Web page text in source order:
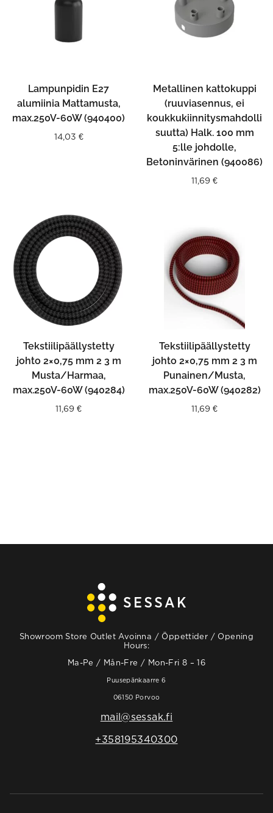
Lampunpidin E27
alumiinia Mattamusta,
max.250V-60W (940400)
14,03 €
Metallinen kattokuppi
(ruuviasennus, ei
koukkukiinnitysmahdolli
suutta) Halk. 100 mm
5:lle johdolle,
Betoninvärinen (940086)
11,69 €
Tekstiilipäällystetty
johto 2×0,75 mm 2 3 m
Musta/Harmaa,
max.250V-60W (940284)
11,69 €
Tekstiilipäällystetty
johto 2×0,75 mm 2 3 m
Punainen/Musta,
max.250V-60W (940282)
11,69 €
Showroom Store Outlet Avoinna / Öppettider / Opening
Hours:
Ma-Pe / Mån-Fre / Mon-Fri 8 – 16
Puusepänkaarre 6
06150 Porvoo
mail@sessak.fi
+358195340300